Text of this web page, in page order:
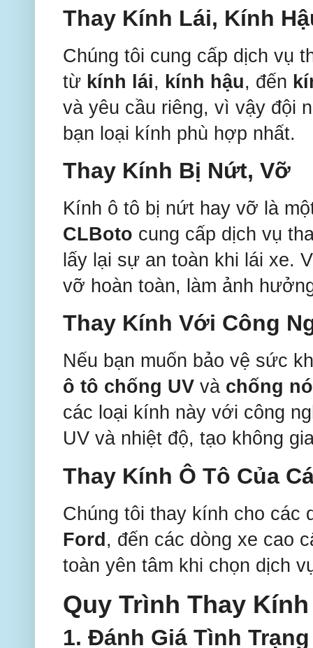
Thay Kính Lái, Kính
Chúng tôi cung cấp dịch vụ
từ kính lái, kính hậu, đến
và yêu cầu riêng, vì vậy đội
bạn loại kính phù hợp nhất.
Thay Kính Bị Nứt, Vỡ
Kính ô tô bị nứt hay vỡ là
CLBoto cung cấp dịch vụ
lấy lại sự an toàn khi lái xe.
vỡ hoàn toàn, làm ảnh
Thay Kính Với Công
Nếu bạn muốn bảo vệ sức
ô tô chống UV và chống
các loại kính này với công
UV và nhiệt độ, tạo không
Thay Kính Ô Tô Của
Chúng tôi thay kính cho các
Ford, đến các dòng xe cao
toàn yên tâm khi chọn dịch
Quy Trình Thay
1. Đánh Giá Tình